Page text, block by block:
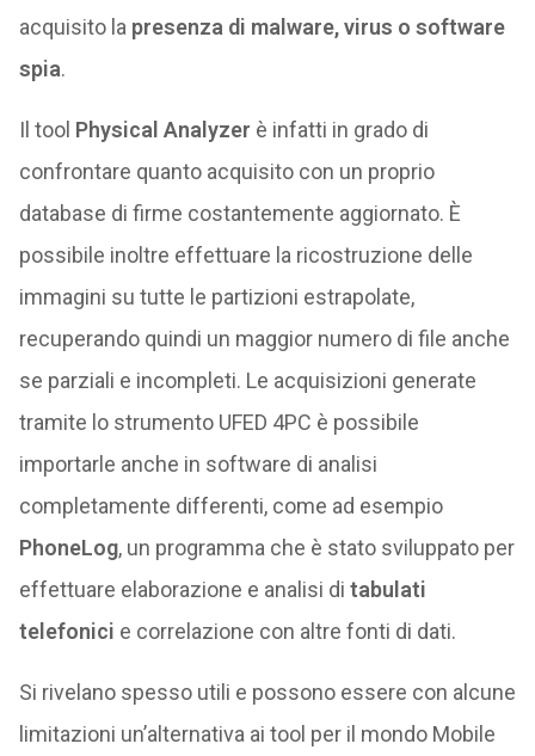
acquisito la presenza di malware, virus o software
spia.
Il tool Physical Analyzer è infatti in grado di
confrontare quanto acquisito con un proprio
database di firme costantemente aggiornato. È
possibile inoltre effettuare la ricostruzione delle
immagini su tutte le partizioni estrapolate,
recuperando quindi un maggior numero di file anche
se parziali e incompleti. Le acquisizioni generate
tramite lo strumento UFED 4PC è possibile
importarle anche in software di analisi
completamente differenti, come ad esempio
PhoneLog, un programma che è stato sviluppato per
effettuare elaborazione e analisi di tabulati
telefonici e correlazione con altre fonti di dati.
Si rivelano spesso utili e possono essere con alcune
limitazioni un’alternativa ai tool per il mondo Mobile